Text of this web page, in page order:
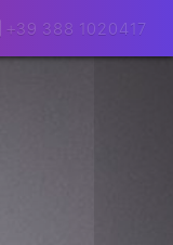
+39 388 1020417